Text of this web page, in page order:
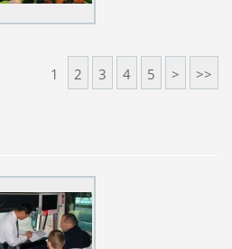
1 2 3 4 5 > >>